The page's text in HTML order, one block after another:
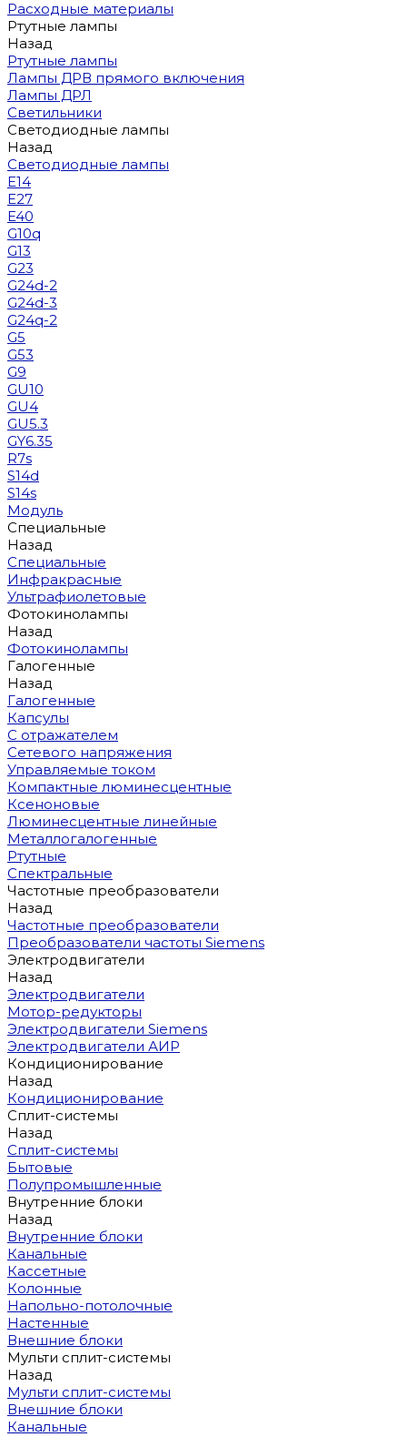
Расходные материалы
Ртутные лампы
Назад
Ртутные лампы
Лампы ДРВ прямого включения
Лампы ДРЛ
Светильники
Светодиодные лампы
Назад
Светодиодные лампы
E14
E27
E40
G10q
G13
G23
G24d-2
G24d-3
G24q-2
G5
G53
G9
GU10
GU4
GU5.3
GY6.35
R7s
S14d
S14s
Модуль
Специальные
Назад
Специальные
Инфракрасные
Ультрафиолетовые
Фотокинолампы
Назад
Фотокинолампы
Галогенные
Назад
Галогенные
Капсулы
С отражателем
Сетевого напряжения
Управляемые током
Компактные люминесцентные
Ксеноновые
Люминесцентные линейные
Металлогалогенные
Ртутные
Спектральные
Частотные преобразователи
Назад
Частотные преобразователи
Преобразователи частоты Siemens
Электродвигатели
Назад
Электродвигатели
Мотор-редукторы
Электродвигатели Siemens
Электродвигатели АИР
Кондиционирование
Назад
Кондиционирование
Сплит-системы
Назад
Сплит-системы
Бытовые
Полупромышленные
Внутренние блоки
Назад
Внутренние блоки
Канальные
Кассетные
Колонные
Напольно-потолочные
Настенные
Внешние блоки
Мульти сплит-системы
Назад
Мульти сплит-системы
Внешние блоки
Канальные